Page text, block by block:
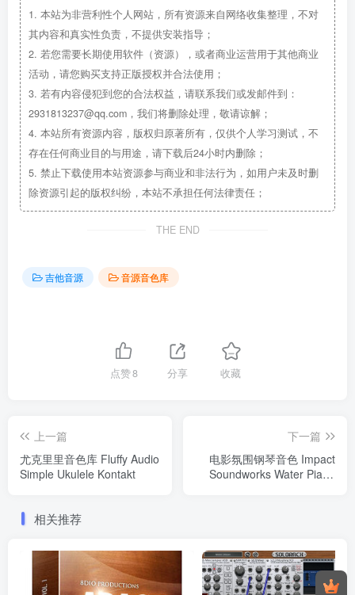
1. 本站为非营利性个人网站，所有资源来自网络收集整理，不对
其内容和真实性负责，不提供安装指导；
2. 若您需要长期使用软件（资源），或者商业运营用于其他商业
活动，请您购买支持正版授权并合法使用；
3. 若有内容侵犯到您的合法权益，请联系我们或发邮件到：
2931813237@qq.com，我们将删除处理，敬请谅解；
4. 本站所有资源内容，版权归原著所有，仅供个人学习测试，不
存在任何商业目的与用途，请下载后24小时内删除；
5. 禁止下载使用本站资源参与商业和非法行为，如用户未及时删
除资源引起的版权纠纷，本站不承担任何法律责任；
THE END
吉他音源 音源音色库
点赞8 分享 收藏
上一篇
尤克里里音色库 Fluffy Audio
Simple Ukulele Kontakt
下一篇
电影氛围钢琴音色 Impact
Soundworks Water Piano
相关推荐